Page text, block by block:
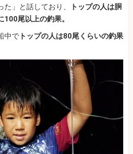
」と話しており、
トップの人は胴
尾以上の釣果。
中で トップの人は80尾くらいの釣果